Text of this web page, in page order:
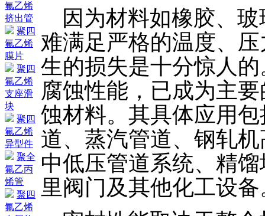
氟乙烯
挤出管
聚四
氟乙烯
膜片
聚四
氟乙烯
支座滑
块
聚四
氟乙烯
异型件
聚全
氟乙丙
烯管
聚四
氟乙烯
因为材料如橡胶、玻
难满足严格的温度、
生的损失是十分惊人
腐蚀性能，已成为主
蚀材料。其具体应用
道、蒸汽管道、钢轧
中低压管道系统、精
里阀门及其他化工设备